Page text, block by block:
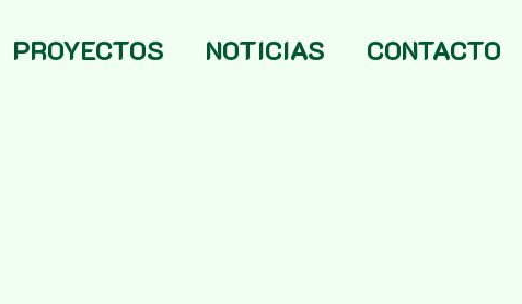
PROYECTOS NOTICIAS CONTACTO